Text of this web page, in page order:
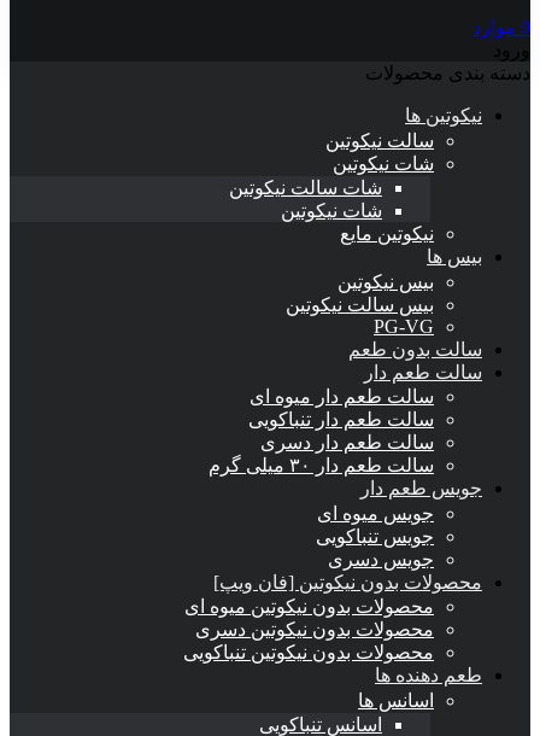
0 موارد
ورود
دسته بندی محصولات
نیکوتین ها
سالت نیکوتین
شات نیکوتین
شات سالت نیکوتین
شات نیکوتین
نیکوتین مایع
بیس ها
بیس نیکوتین
بیس سالت نیکوتین
PG-VG
سالت بدون طعم
سالت طعم دار
سالت طعم دار میوه ای
سالت طعم دار تنباکویی
سالت طعم دار دسری
سالت طعم دار ۳۰ میلی گرم
جویس طعم دار
جویس میوه ای
جویس تنباکویی
جویس دسری
محصولات بدون نیکوتین [فان ویپ]
محصولات بدون نیکوتین میوه ای
محصولات بدون نیکوتین دسری
محصولات بدون نیکوتین تنباکویی
طعم دهنده ها
اسانس‌ ها
اسانس تنباکویی